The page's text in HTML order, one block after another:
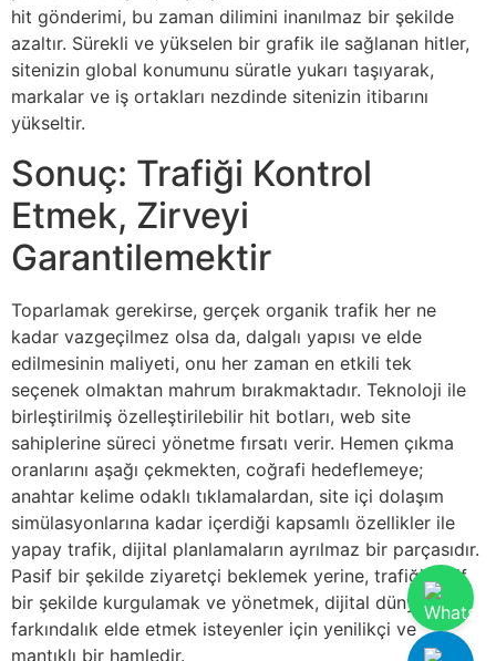
hit gönderimi, bu zaman dilimini inanılmaz bir şekilde
azaltır. Sürekli ve yükselen bir grafik ile sağlanan hitler,
sitenizin global konumunu süratle yukarı taşıyarak,
markalar ve iş ortakları nezdinde sitenizin itibarını
yükseltir.
Sonuç: Trafiği Kontrol
Etmek, Zirveyi
Garantilemektir
Toparlamak gerekirse, gerçek organik trafik her ne
kadar vazgeçilmez olsa da, dalgalı yapısı ve elde
edilmesinin maliyeti, onu her zaman en etkili tek
seçenek olmaktan mahrum bırakmaktadır. Teknoloji ile
birleştirilmiş özelleştirilebilir hit botları, web site
sahiplerine süreci yönetme fırsatı verir. Hemen çıkma
oranlarını aşağı çekmekten, coğrafi hedeflemeye;
anahtar kelime odaklı tıklamalardan, site içi dolaşım
simülasyonlarına kadar içerdiği kapsamlı özellikler ile
yapay trafik, dijital planlamaların ayrılmaz bir parçasıdır.
Pasif bir şekilde ziyaretçi beklemek yerine, trafiği aktif
bir şekilde kurgulamak ve yönetmek, dijital dünyada
farkındalık elde etmek isteyenler için yenilikçi ve
mantıklı bir hamledir.